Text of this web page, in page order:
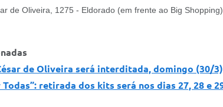
de Oliveira, 1275 - Eldorado (em frente ao Big Shopping)
de Oliveira será interditada, domingo (30/
Todas”: retirada dos kits será nos dias 27, 28 e